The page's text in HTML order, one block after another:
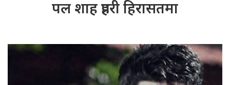
पल शाह प्रहरी हिरासतमा